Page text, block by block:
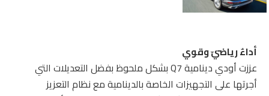
أداءٌ رياضيّ وقوي
عززت أودي دينامية Q7 بشكل ملحوظ بفضل التعديلات التي
أجرتها على التجهيزات الخاصة بالدينامية مع نظام التعزيز